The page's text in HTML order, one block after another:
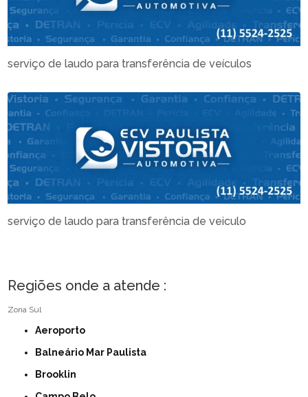
serviço de laudo para transferência de veículos
serviço de laudo para transferência de veiculo
Regiões onde a atende :
Zona Sul
Aeroporto
Balneário Mar Paulista
Brooklin